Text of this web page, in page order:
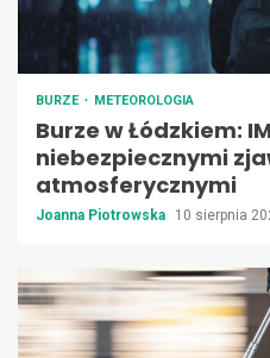
BURZE METEOROLOGIA
Burze w Łódzkiem:
niebezpiecznymi
atmosferycznymi
Joanna Piotrowska 10 sierpnia